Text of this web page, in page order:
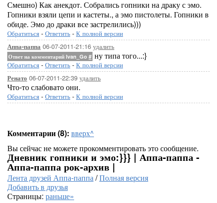
Смешно) Как анекдот. Собрались гопники на драку с эмо.
Гопники взяли цепи и кастеты., а эмо пистолеты. Гопники в
обиде. Эмо до драки все застрелились)))
Обратиться - Ответить - К полной версии
Аппа-паппа 06-07-2011-21:16 удалить
Ответ на комментарий Ivan_Go # ну типа того...:}
Обратиться - Ответить - К полной версии
Ренато 06-07-2011-22:39 удалить
Что-то слабовато они.
Обратиться - Ответить - К полной версии
Комментарии (8): вверх^
Вы сейчас не можете прокомментировать это сообщение.
Дневник гопники и эмо:}}} | Аппа-паппа -
Аппа-паппа рок-архив |
Лента друзей Аппа-паппа/Полная версия
Добавить в друзья
Страницы: раньше»